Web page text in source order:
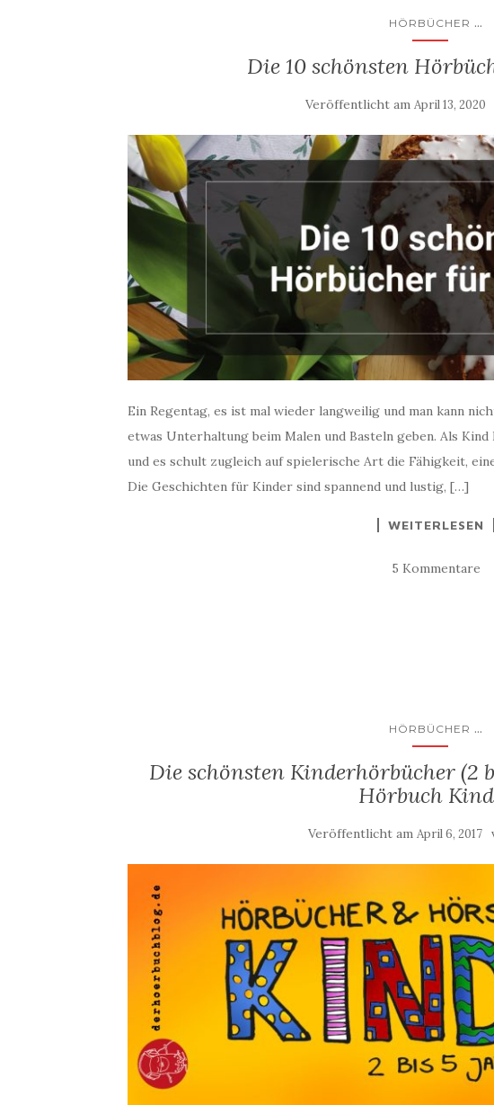
HÖRBÜCHER ...
Die 10 schönsten
Veröffentlicht am April 13, 2020
Ein Regentag, es ist mal wieder langweilig und man kann
etwas Unterhaltung beim Malen und Basteln geben. Als
und es schult zugleich auf spielerische Art die Fähigkeit,
Die Geschichten für Kinder sind spannend und lustig, […]
WEITERLESEN
5 Kommentare
HÖRBÜCHER ...
Die schönsten Kinderhörbücher (2
Hörbuch
Veröffentlicht amApril 6, 2017